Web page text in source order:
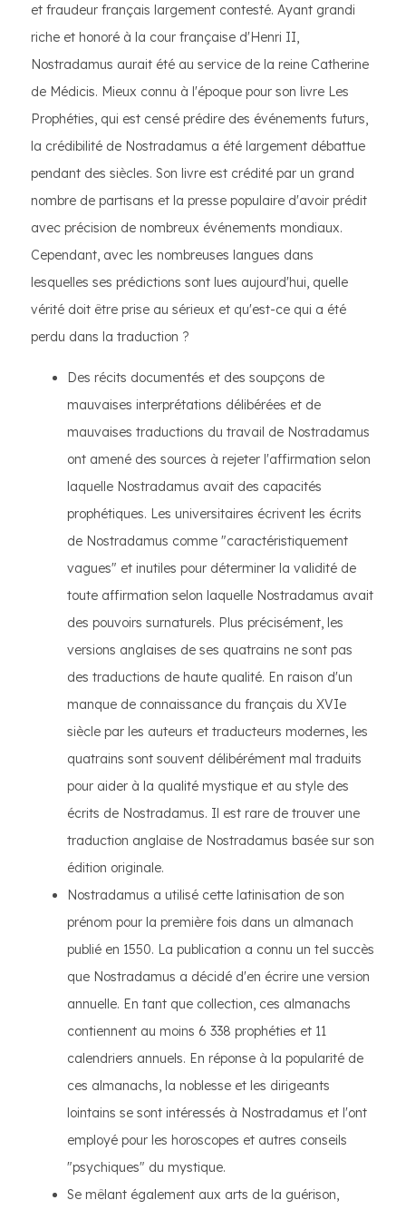
et fraudeur français largement contesté. Ayant grandi
riche et honoré à la cour française d'Henri II,
Nostradamus aurait été au service de la reine Catherine
de Médicis. Mieux connu à l'époque pour son livre Les
Prophéties, qui est censé prédire des événements futurs,
la crédibilité de Nostradamus a été largement débattue
pendant des siècles. Son livre est crédité par un grand
nombre de partisans et la presse populaire d'avoir prédit
avec précision de nombreux événements mondiaux.
Cependant, avec les nombreuses langues dans
lesquelles ses prédictions sont lues aujourd'hui, quelle
vérité doit être prise au sérieux et qu'est-ce qui a été
perdu dans la traduction ?
Des récits documentés et des soupçons de
mauvaises interprétations délibérées et de
mauvaises traductions du travail de Nostradamus
ont amené des sources à rejeter l'affirmation selon
laquelle Nostradamus avait des capacités
prophétiques. Les universitaires écrivent les écrits
de Nostradamus comme "caractéristiquement
vagues" et inutiles pour déterminer la validité de
toute affirmation selon laquelle Nostradamus avait
des pouvoirs surnaturels. Plus précisément, les
versions anglaises de ses quatrains ne sont pas
des traductions de haute qualité. En raison d'un
manque de connaissance du français du XVIe
siècle par les auteurs et traducteurs modernes, les
quatrains sont souvent délibérément mal traduits
pour aider à la qualité mystique et au style des
écrits de Nostradamus. Il est rare de trouver une
traduction anglaise de Nostradamus basée sur son
édition originale.
Nostradamus a utilisé cette latinisation de son
prénom pour la première fois dans un almanach
publié en 1550. La publication a connu un tel succès
que Nostradamus a décidé d'en écrire une version
annuelle. En tant que collection, ces almanachs
contiennent au moins 6 338 prophéties et 11
calendriers annuels. En réponse à la popularité de
ces almanachs, la noblesse et les dirigeants
lointains se sont intéressés à Nostradamus et l'ont
employé pour les horoscopes et autres conseils
"psychiques" du mystique.
Se mêlant également aux arts de la guérison,